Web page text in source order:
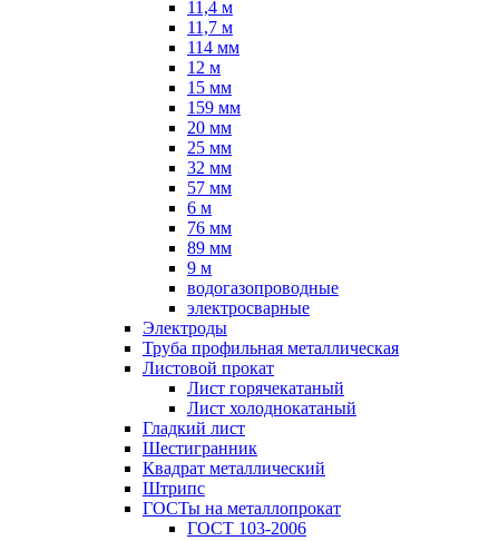
11,4 м
11,7 м
114 мм
12 м
15 мм
159 мм
20 мм
25 мм
32 мм
57 мм
6 м
76 мм
89 мм
9 м
водогазопроводные
электросварные
Электроды
Труба профильная металлическая
Листовой прокат
Лист горячекатаный
Лист холоднокатаный
Гладкий лист
Шестигранник
Квадрат металлический
Штрипс
ГОСТы на металлопрокат
ГОСТ 103-2006